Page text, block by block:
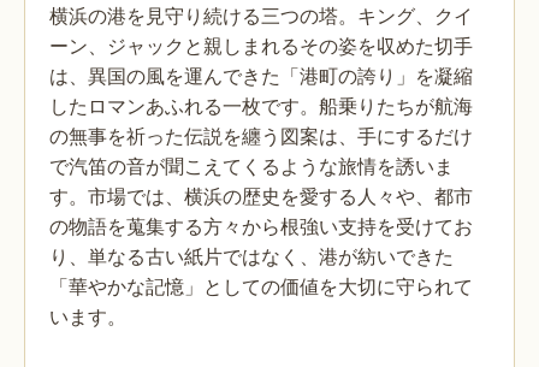
横浜の港を見守り続ける三つの塔。キング、クイ
ーン、ジャックと親しまれるその姿を収めた切手
は、異国の風を運んできた「港町の誇り」を凝縮
したロマンあふれる一枚です。船乗りたちが航海
の無事を祈った伝説を纏う図案は、手にするだけ
で汽笛の音が聞こえてくるような旅情を誘いま
す。市場では、横浜の歴史を愛する人々や、都市
の物語を蒐集する方々から根強い支持を受けてお
り、単なる古い紙片ではなく、港が紡いできた
「華やかな記憶」としての価値を大切に守られて
います。